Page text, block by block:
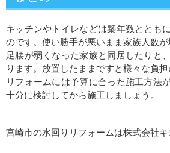
キッチンやトイレなどは築年数ととも
のです。使い勝手が悪いまま家族人数が
足腰が弱くなった家族と同居したりと
ります。放置したままですと様々な負担
リフォームには予算に合った施工方法
十分に検討してから施工しましょう。
宮崎市の水回りリフォームは株式会社キ